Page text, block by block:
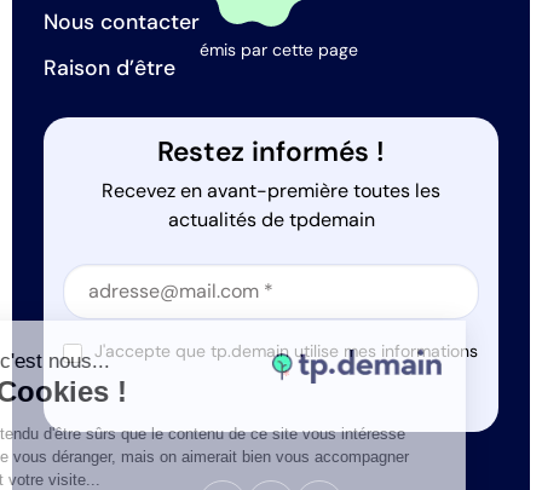
Nous contacter
Raison d’être
émis par cette page
Restez informés !
Recevez en avant-première toutes les
actualités de tpdemain
Section
Section
J'accepte que tp.demain utilise mes informations
*
Salut c'est nous...
les Cookies !
On a attendu d'être sûrs que le contenu de ce site vous intéresse
avant de vous déranger, mais on aimerait bien vous accompagner
pendant votre visite...